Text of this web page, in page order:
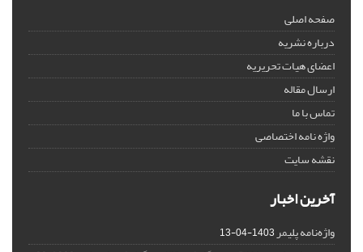
صفحه اصلی
درباره نشریه
اعضای هیات تحریریه
ارسال مقاله
تماس با ما
واژه نامه اختصاصی
نقشه سایت
آخرین اخبار
واژه‌نامه پلیمر1403-04-13